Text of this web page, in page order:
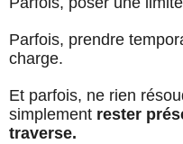
Parfois, prendre
charge.
Et parfois, ne rien
simplement rester
traverse.